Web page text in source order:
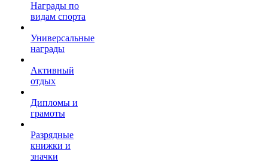
Награды по
видам спорта
Универсальные
награды
Активный
отдых
Дипломы и
грамоты
Разрядные
книжки и
значки